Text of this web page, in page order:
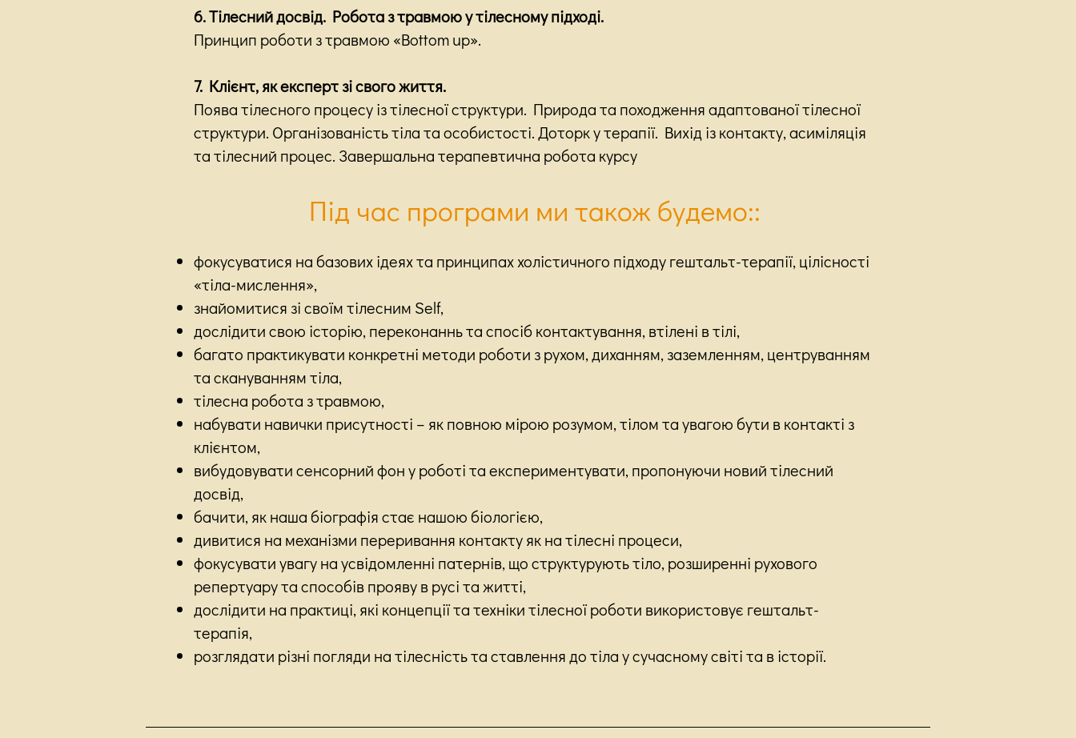
6. Тілесний досвід. Робота з травмою у тілесному підході.
Принцип роботи з травмою «Bottom up».
7. Клієнт, як експерт зі свого життя.
Поява тілесного процесу із тілесної структури. Природа та походження адаптованої тілесної
структури. Організованість тіла та особистості. Доторк у терапії. Вихід із контакту, асиміляція
та тілесний процес. Завершальна терапевтична робота курсу
Під час програми ми також будемо::
фокусуватися на базових ідеях та принципах холістичного підходу гештальт-терапії, цілісності
«тіла-мислення»,
знайомитися зі своїм тілесним Self,
дослідити свою історію, переконаннь та спосіб контактування, втілені в тілі,
багато практикувати конкретні методи роботи з рухом, диханням, заземленням, центруванням
та скануванням тіла,
тілесна робота з травмою,
набувати навички присутності – як повною мірою розумом, тілом та увагою бути в контакті з
клієнтом,
вибудовувати сенсорний фон у роботі та експериментувати, пропонуючи новий тілесний
досвід,
бачити, як наша біографія стає нашою біологією,
дивитися на механізми переривання контакту як на тілесні процеси,
фокусувати увагу на усвідомленні патернів, що структурують тіло, розширенні рухового
репертуару та способів прояву в русі та житті,
дослідити на практиці, які концепції та техніки тілесної роботи використовує гештальт-
терапія,
розглядати різні погляди на тілесність та ставлення до тіла у сучасному світі та в історії.